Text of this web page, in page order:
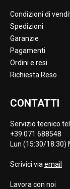
Condizioni di
Spedizioni
Garanzie
Pagamenti
Ordini e resi
Richiesta Reso
CONTATTI
Servizio tecnico
+39 071 688548
Lun (15:30/18:30)
Scrivici via email
Lavora con noi